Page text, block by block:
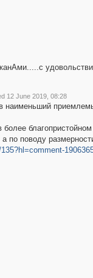
12 June 2019, 08:28
наименьший
благопристойном
по поводу